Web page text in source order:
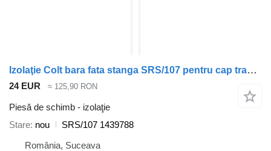
Izolaţie Colt bara fata stanga SRS/107 pentru cap tractor Scania
24 EUR ≈ 125,90 RON
Piesă de schimb - izolaţie
Stare nou
SRS/107 1439788
România, Suceava